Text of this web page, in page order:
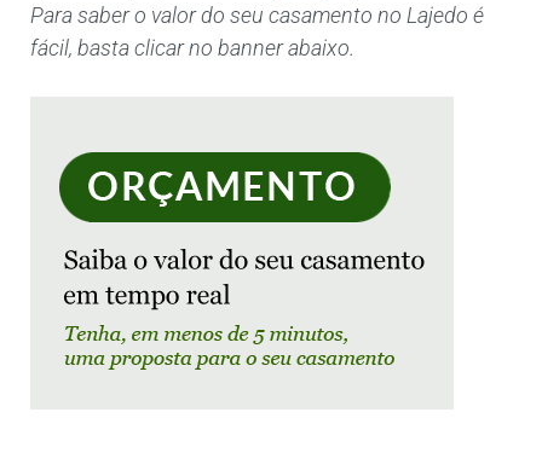
Para saber o valor do seu casamento no Lajedo é
fácil, basta clicar no banner abaixo.